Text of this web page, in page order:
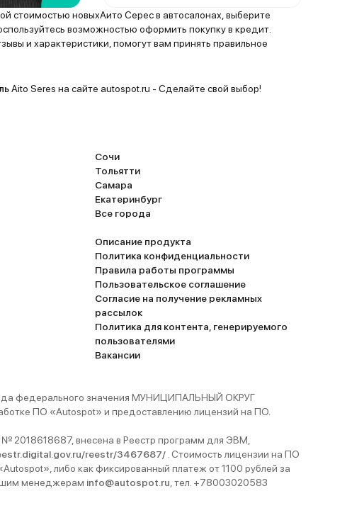
стоимостью новыхАито Серес в автосалонах, выберите
возможностью оформить покупку в кредит.
и характеристики, помогут вам принять правильное
Aito Seres на сайте autospot.ru - Сделайте свой выбор!
Сочи
Тольятти
Самара
Екатеринбург
Все города
Описание продукта
Политика конфиденциальности
Правила работы программы
Пользовательское соглашение
Согласие на получение рекламных
рассылок
Политика для контента, генерируемого
пользователями
Вакансии
федерального значения МУНИЦИПАЛЬНЫЙ ОКРУГ
ПО «Autospot» и предоставлению лицензий на ПО.
2018618687, внесена в Реестр программ для ЭВМ,
reestr/3467687/ . Стоимость лицензии на ПО
либо как фиксированный платеж от 1100 рублей за
менеджерам info@autospot.ru , тел. +78003020583